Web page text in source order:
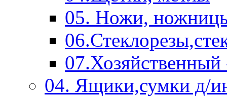
05. Ножи,
07.Хозяйственный
04. Ящики,сумки д/